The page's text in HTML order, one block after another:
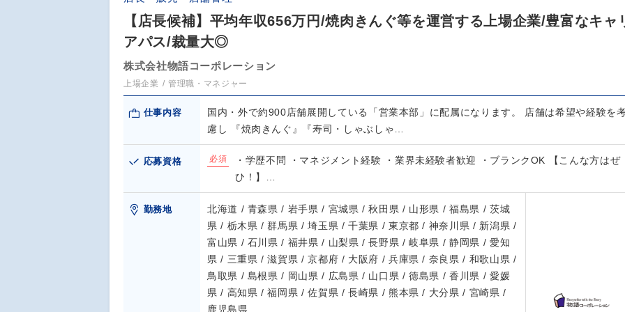
【店長候補】平均年収656万円/焼肉きんぐ等を運営する上場企業/豊富なキャ
アパス/裁量大◎
株式会社物語コーポレーション
上場企業 管理職・マネジャー
仕事内容
国内・外で約900店舗展開している「営業本部」に配属になります。 店舗は希望や経験を
慮し 『焼肉きんぐ』『寿司・しゃぶしゃ…
応募資格 必須
・学歴不問 ・マネジメント経験 ・業界未経験者歓迎 ・ブランクOK 【こんな方はぜ
ひ！】…
勤務地
北海道 / 青森県 / 岩手県 / 宮城県 / 秋田県 / 山形県 / 福島県 / 茨城
県 / 栃木県 / 群馬県 / 埼玉県 / 千葉県 / 東京都 / 神奈川県 / 新潟県 /
富山県 / 石川県 / 福井県 / 山梨県 / 長野県 / 岐阜県 / 静岡県 / 愛知
県 / 三重県 / 滋賀県 / 京都府 / 大阪府 / 兵庫県 / 奈良県 / 和歌山県 /
鳥取県 / 島根県 / 岡山県 / 広島県 / 山口県 / 徳島県 / 香川県 / 愛媛
県 / 高知県 / 福岡県 / 佐賀県 / 長崎県 / 熊本県 / 大分県 / 宮崎県 /
鹿児島県